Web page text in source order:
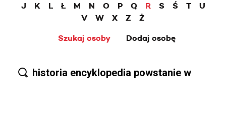
J
K L Ł M N O P Q R S Ś T
U
V
W X Z
Ż
Szukaj osoby
Dodaj osobę